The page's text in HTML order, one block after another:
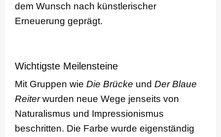
dem Wunsch nach künstlerischer
Erneuerung geprägt.
Wichtigste Meilensteine
Mit Gruppen wie Die Brücke und Der Blaue
Reiterwurden neue Wege jenseits von
Naturalismus und Impressionismus
beschritten. Die Farbe wurde eigenständig